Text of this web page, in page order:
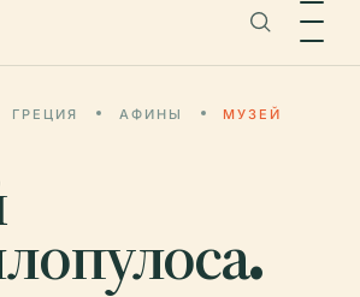
ГРЕЦИЯ АФИНЫ
МУЗЕЙ